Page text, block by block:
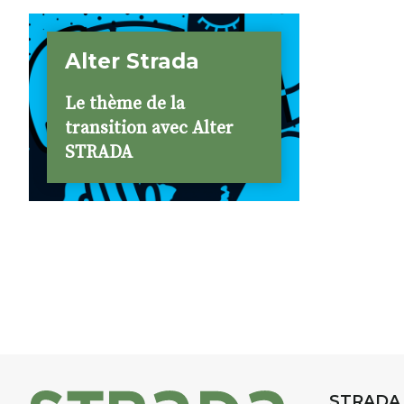
Alter Strada
Le thème de la
transition avec Alter
STRADA